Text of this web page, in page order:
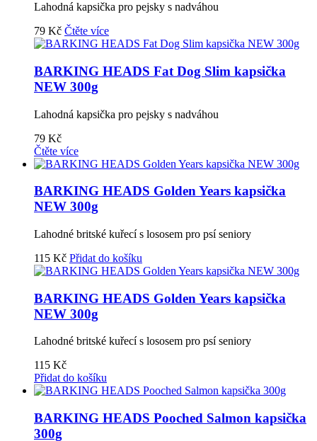
Lahodná kapsička pro pejsky s nadváhou
79 Kč Čtěte více
BARKING HEADS Fat Dog Slim kapsička
NEW 300g
Lahodná kapsička pro pejsky s nadváhou
79 Kč
Čtěte více
BARKING HEADS Golden Years kapsička
NEW 300g
Lahodné britské kuřecí s lososem pro psí seniory
115 Kč Přidat do košíku
BARKING HEADS Golden Years kapsička
NEW 300g
Lahodné britské kuřecí s lososem pro psí seniory
115 Kč
Přidat do košíku
BARKING HEADS Pooched Salmon kapsička
300g